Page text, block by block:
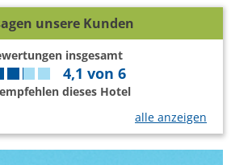
unsere Kunden
insgesamt
4,1 von 6
dieses Hotel
alle anzeigen